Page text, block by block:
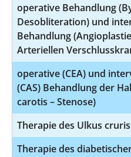
operative Behandlung
Desobliteration) und
Behandlung
Arteriellen
operative (CEA) und
(CAS) Behandlung der
carotis – Stenose)
Therapie des Ulkus cruris
Therapie des